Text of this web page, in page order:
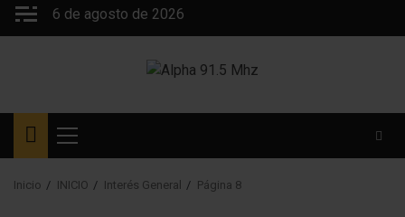
Saltar
6 de agosto de 2026
Menú
principal
Inicio INICIO Interés General Página 8